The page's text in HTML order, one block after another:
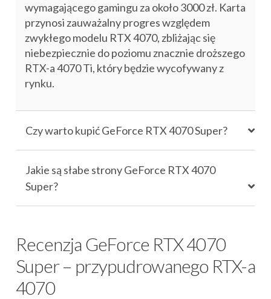
wymagającego gamingu za około 3000 zł. Karta
przynosi zauważalny progres względem
zwykłego modelu RTX 4070, zbliżając się
niebezpiecznie do poziomu znacznie droższego
RTX-a 4070 Ti, który będzie wycofywany z
rynku.
Czy warto kupić GeForce RTX 4070 Super?
Jakie są słabe strony GeForce RTX 4070
Super?
Recenzja GeForce RTX 4070
Super – przypudrowanego RTX-a
4070